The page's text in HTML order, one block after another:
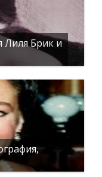
Лиля Брик и